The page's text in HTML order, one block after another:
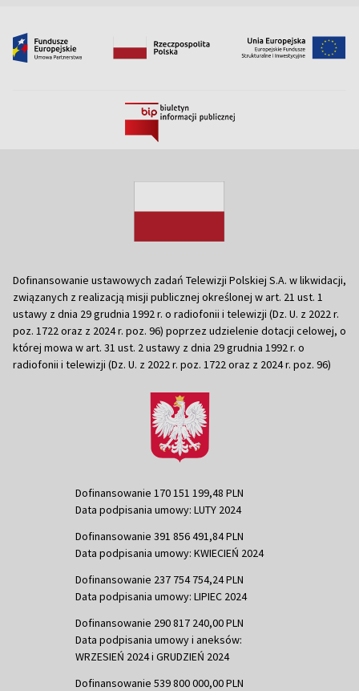
Dofinansowanie ustawowych zadań Telewizji Polskiej S.A. w likwidacji,
związanych z realizacją misji publicznej określonej w art. 21 ust. 1
ustawy z dnia 29 grudnia 1992 r. o radiofonii i telewizji (Dz. U. z 2022 r.
poz. 1722 oraz z 2024 r. poz. 96) poprzez udzielenie dotacji celowej, o
której mowa w art. 31 ust. 2 ustawy z dnia 29 grudnia 1992 r. o
radiofonii i telewizji (Dz. U. z 2022 r. poz. 1722 oraz z 2024 r. poz. 96)
Dofinansowanie 170 151 199,48 PLN
Data podpisania umowy: LUTY 2024
Dofinansowanie 391 856 491,84 PLN
Data podpisania umowy: KWIECIEŃ 2024
Dofinansowanie 237 754 754,24 PLN
Data podpisania umowy: LIPIEC 2024
Dofinansowanie 290 817 240,00 PLN
Data podpisania umowy i aneksów:
WRZESIEŃ 2024 i GRUDZIEŃ 2024
Dofinansowanie 539 800 000,00 PLN